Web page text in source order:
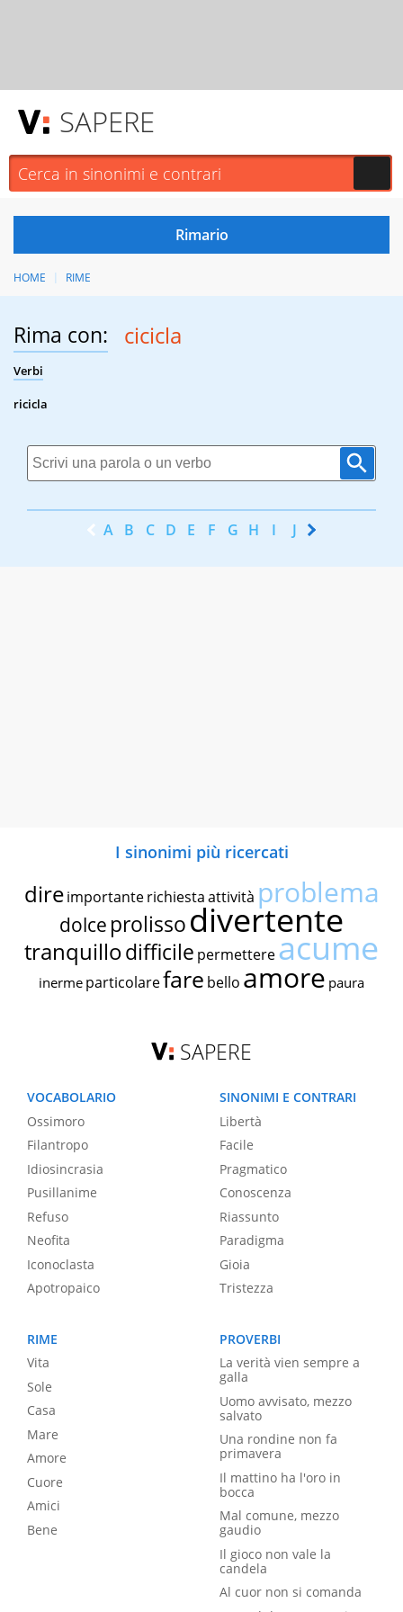
SAPERE
HOME RIME
Rima con: cicicla
Verbi
ricicla
A B C D E F G H I J K
I sinonimi più ricercati
dire importante richiestaattività problema
dolce prolissodivertente
tranquillodifficile permettereacume
inerme particolarefare bello amore paura
SAPERE
VOCABOLARIO
Ossimoro
Filantropo
Idiosincrasia
Pusillanime
Refuso
Neofita
Iconoclasta
Apotropaico
SINONIMI E CONTRARI
Libertà
Facile
Pragmatico
Conoscenza
Riassunto
Paradigma
Gioia
Tristezza
RIME
Vita
Sole
Casa
Mare
Amore
Cuore
Amici
Bene
PROVERBI
La verità vien sempre a
galla
Uomo avvisato, mezzo
salvato
Una rondine non fa
primavera
Il mattino ha l'oro in
bocca
Mal comune, mezzo
gaudio
Il gioco non vale la
candela
Al cuor non si comanda